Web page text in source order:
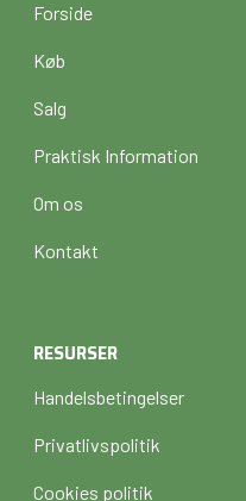
Forside
Køb
Salg
Praktisk Information
Om os
Kontakt
RESURSER
Handelsbetingelser
Privatlivspolitik
Cookies politik